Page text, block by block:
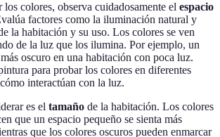
los colores, observa cuidadosamente el espacio
factores como la iluminación natural y
la habitación y su uso. Los colores se ven
de la luz que los ilumina. Por ejemplo, un
oscuro en una habitación con poca luz.
para probar los colores en diferentes
interactúan con la luz.
es el tamaño de la habitación. Los colores
que un espacio pequeño se sienta más
que los colores oscuros pueden enmarcar